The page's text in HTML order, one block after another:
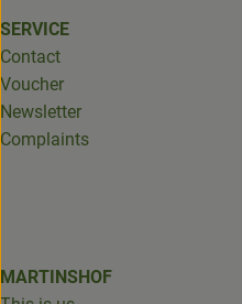
SERVICE
Contact
Voucher
Newsletter
Complaints
MARTINSHOF